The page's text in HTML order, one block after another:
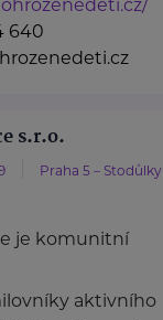
640
s.r.o.
Praha 5 – Stodůlky
je komunitní
aktivního